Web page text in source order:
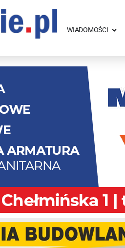
WIADOMOŚCI